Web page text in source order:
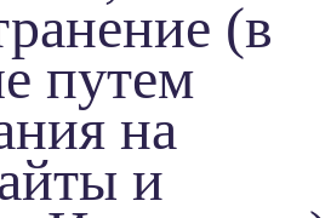
(в
путем
на
и